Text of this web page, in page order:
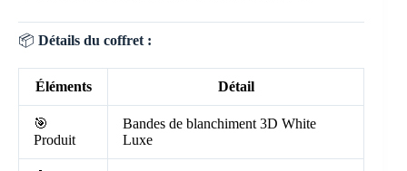
📦 Détails du coffret :
Éléments Détail
🎯
Produit
Bandes de blanchiment 3D White
Luxe